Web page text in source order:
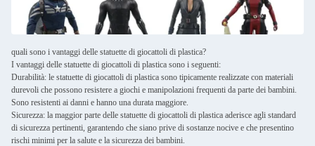
quali sono i vantaggi delle statuette di giocattoli di plastica?
I vantaggi delle statuette di giocattoli di plastica sono i seguenti:
Durabilità: le statuette di giocattoli di plastica sono tipicamente realizzate con materiali
durevoli che possono resistere a giochi e manipolazioni frequenti da parte dei bambini.
Sono resistenti ai danni e hanno una durata maggiore.
Sicurezza: la maggior parte delle statuette di giocattoli di plastica aderisce agli standard
di sicurezza pertinenti, garantendo che siano prive di sostanze nocive e che presentino
rischi minimi per la salute e la sicurezza dei bambini.